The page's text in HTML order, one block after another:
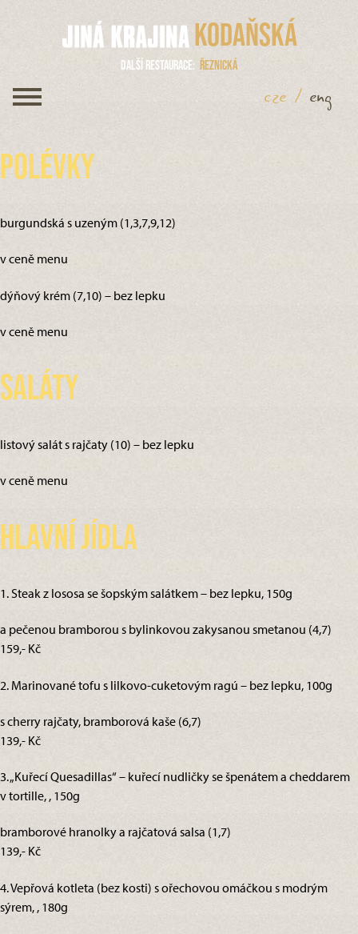
Kodaňská
Další restaurace Řeznická
cze / eng
Polévky
burgundská s uzeným (1,3,7,9,12)
v ceně menu
dýňový krém (7,10) – bez lepku
v ceně menu
Saláty
listový salát s rajčaty (10) – bez lepku
v ceně menu
Hlavní jídla
1. Steak z lososa se šopským salátkem – bez lepku, 150g
a pečenou bramborou s bylinkovou zakysanou smetanou (4,7)
159,- Kč
2. Marinované tofu s lilkovo-cuketovým ragú – bez lepku, 100g
s cherry rajčaty, bramborová kaše (6,7)
139,- Kč
3. „Kuřecí Quesadillas“ – kuřecí nudličky se špenátem a cheddarem
v tortille, , 150g
bramborové hranolky a rajčatová salsa (1,7)
139,- Kč
4. Vepřová kotleta (bez kosti) s ořechovou omáčkou s modrým
sýrem, , 180g